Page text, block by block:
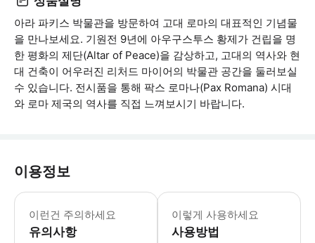
아라 파키스 박물관을 방문하여 고대 로마의 대표적인 기념물
을 만나보세요. 기원전 9년에 아우구스투스 황제가 건립을 명
한 평화의 제단(Altar of Peace)을 감상하고, 고대의 역사와 현
대 건축이 어우러진 리처드 마이어의 박물관 공간을 둘러보실
수 있습니다. 전시품을 통해 팍스 로마나(Pax Romana) 시대
와 로마 제국의 역사를 직접 느껴보시기 바랍니다.
이용정보
이런건 주의하세요
유의사항
어린이 규정: - 6세 미만 어린이는 무
이렇게 사용하세요
사용방법